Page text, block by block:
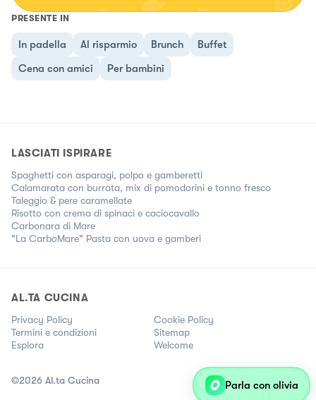
PRESENTE IN
In padella Al risparmio Brunch
Buffet
Cena con amici
Per bambini
LASCIATI ISPIRARE
Spaghetti con asparagi, polpo e gamberetti
Calamarata con burrata, mix di pomodorini e tonno fresco
Taleggio & pere caramellate
Risotto con crema di spinaci e caciocavallo
Carbonara di Mare
"La CarboMare" Pasta con uova e gamberi
AL.TA CUCINA
Privacy Policy
Cookie Policy
Termini e condizioni
Sitemap
Esplora
Welcome
©2026 Al.ta Cucina Parla con olivia